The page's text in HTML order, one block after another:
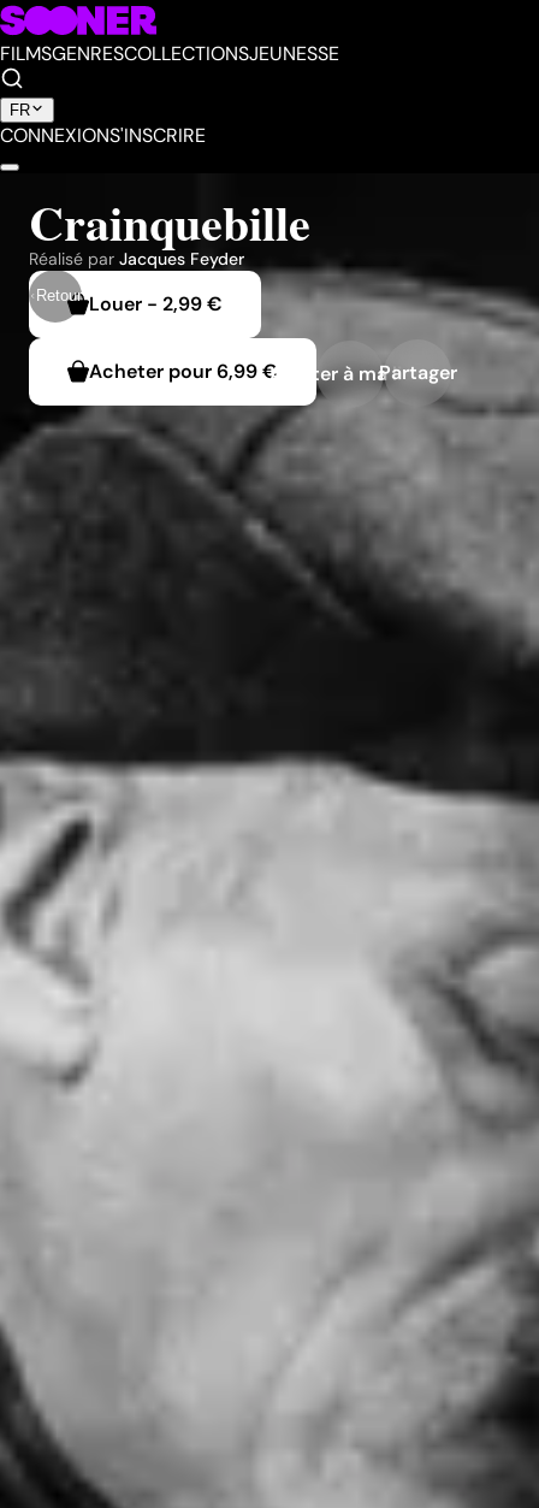
FILMSGENRESCOLLECTIONSJEUNESSE
FR
CONNEXIONS'INSCRIRE
Retour
Crainquebille
Réalisé par Jacques Feyder
Louer - 2,99 €
Acheter pour6,99 €Ajouter à ma liste
Partager